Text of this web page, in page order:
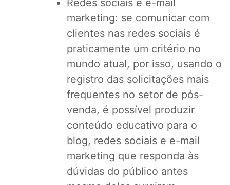
Redes sociais e e-mail
marketing: se comunicar com
clientes nas redes sociais é
praticamente um critério no
mundo atual, por isso, usando o
registro das solicitações mais
frequentes no setor de pós-
venda, é possível produzir
conteúdo educativo para o
blog, redes sociais e e-mail
marketing que responda às
dúvidas do público antes